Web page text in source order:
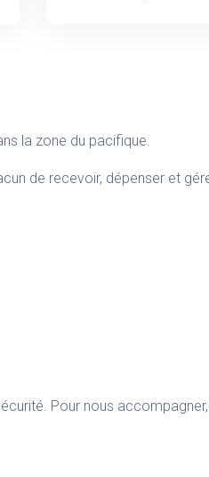
la zone du pacifique.
de recevoir, dépenser et
Pour nous